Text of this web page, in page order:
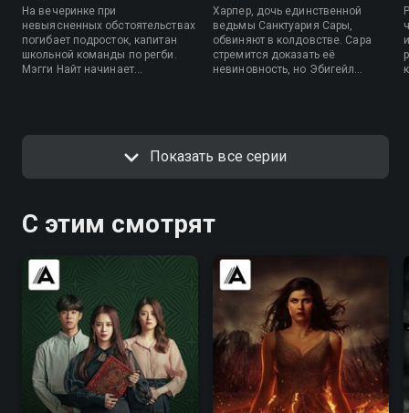
На вечеринке при
невыясненных обстоятельствах
погибает подросток, капитан
школьной команды по регби.
Мэгги Найт начинает
скрывает в себе городок
Харпер, дочь единственной
ведьмы Санктуария Сары,
обвиняют в колдовстве. Сара
стремится доказать её
невиновность, но Эбигейл
Показать все серии
С этим смотрят